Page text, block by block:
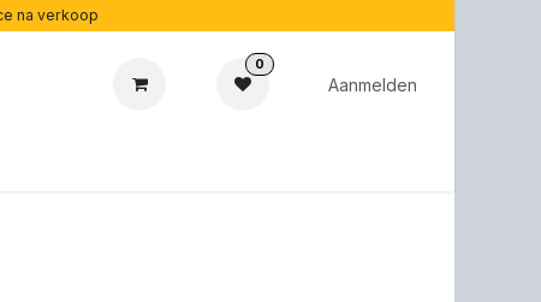
na verkoop
0
Aanmelden